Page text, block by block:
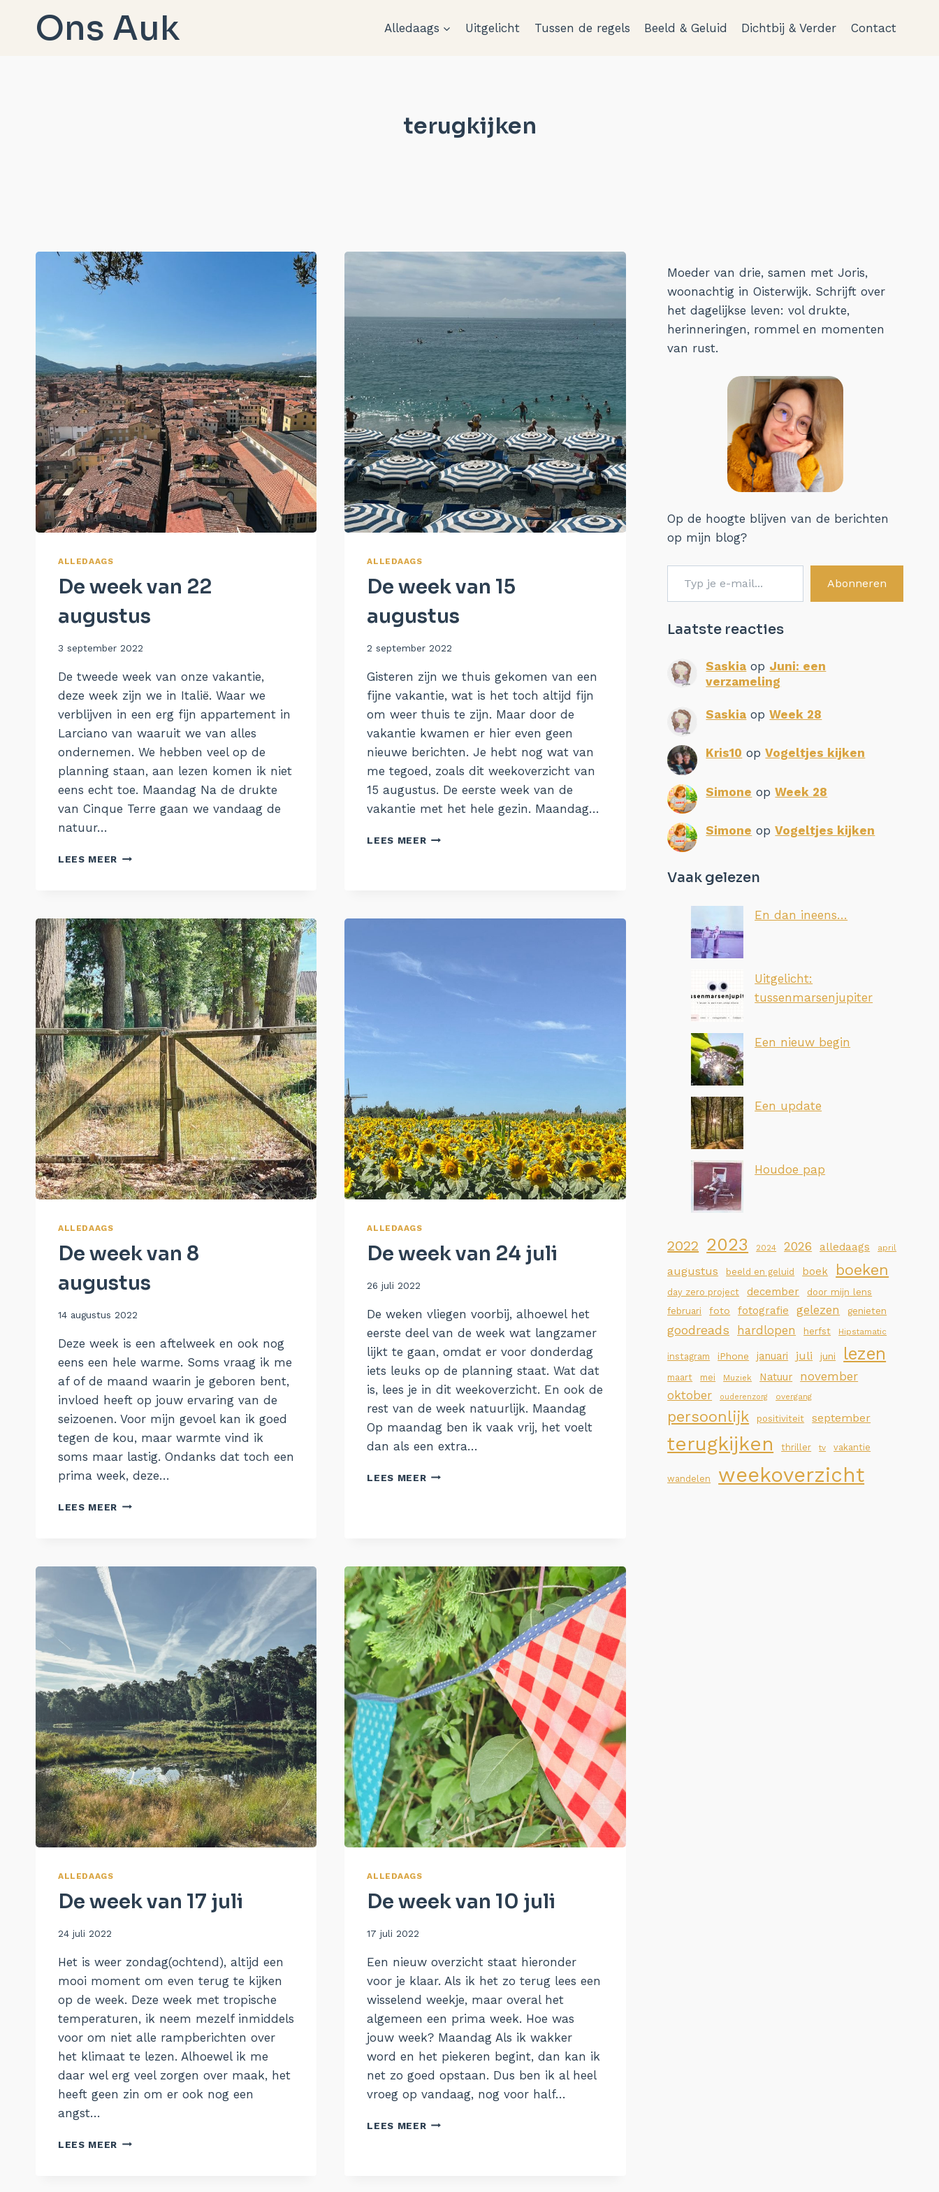
Ons Auk Alledaags Uitgelicht Tussen de regels Beeld & Geluid Dichtbij & Verder Contact
terugkijken
ALLEDAAGS
De week van 22
augustus
Door
3 september 2022
De tweede week van onze vakantie,
deze week zijn we in Italië. Waar we
verblijven in een erg fijn appartement in
Larciano van waaruit we van alles
ondernemen. We hebben veel op de
planning staan, aan lezen komen ik niet
eens echt toe. Maandag Na de drukte
van Cinque Terre gaan we vandaag de
natuur…
LEES MEER DE
ALLEDAAGS
De week van 15
augustus
Door
2 september 2022
Gisteren zijn we thuis gekomen van een
fijne vakantie, wat is het toch altijd fijn
om weer thuis te zijn. Maar door de
vakantie kwamen er hier even geen
nieuwe berichten. Je hebt nog wat van
me tegoed, zoals dit weekoverzicht van
15 augustus. De eerste week van de
vakantie met het hele gezin. Maandag…
LEES MEERDE
ALLEDAAGS
De week van 8
augustus
Door
14 augustus 2022
Deze week is een aftelweek en ook nog
eens een hele warme. Soms vraag ik me
af of de maand waarin je geboren bent,
invloed heeft op jouw ervaring van de
seizoenen. Voor mijn gevoel kan ik goed
tegen de kou, maar warmte vind ik
soms maar lastig. Ondanks dat toch een
prima week, deze…
LEES MEER DE
ALLEDAAGS
De week van 24 juli
Door
26 juli 2022
De weken vliegen voorbij, alhoewel het
eerste deel van de week wat langzamer
lijkt te gaan, omdat er voor donderdag
iets leuks op de planning staat. Wat dat
is, lees je in dit weekoverzicht. En ook de
rest van de week natuurlijk. Maandag
Op maandag ben ik vaak vrij, het voelt
dan als een extra…
LEES MEERDE
ALLEDAAGS
De week van 17 juli
Door
24 juli 2022
Het is weer zondag(ochtend), altijd een
mooi moment om even terug te kijken
op de week. Deze week met tropische
temperaturen, ik neem mezelf inmiddels
voor om niet alle rampberichten over
het klimaat te lezen. Alhoewel ik me
daar wel erg veel zorgen over maak, het
heeft geen zin om er ook nog een
angst…
LEES MEER DE
ALLEDAAGS
De week van 10 juli
Door
17 juli 2022
Een nieuw overzicht staat hieronder
voor je klaar. Als ik het zo terug lees een
wisselend weekje, maar overal het
algemeen een prima week. Hoe was
jouw week? Maandag Als ik wakker
word en het piekeren begint, dan kan ik
net zo goed opstaan. Dus ben ik al heel
vroeg op vandaag, nog voor half…
LEES MEERDE
Moeder van drie, samen met Joris,
woonachtig in Oisterwijk. Schrijft over
het dagelijkse leven: vol drukte,
herinneringen, rommel en momenten
van rust.
Op de hoogte blijven van de berichten
op mijn blog?
Typ je e-mail...
Abonneren
Laatste reacties
Saskia op Juni: een
verzameling
Saskia opWeek 28
Kris10 opVogeltjes kijken
Simone opWeek 28
Simone opVogeltjes kijken
Vaak gelezen
En dan ineens…
Uitgelicht:
tussenmarsenjupiter
Een nieuw begin
Een update
Houdoe pap
2022 2023 2024 2026 alledaags april
augustus beeld en geluid boek boeken
day zero project december
door mijn lens
februari
foto fotografie gelezen genieten
goodreads hardlopen herfst Hipstamatic
instagram iPhone januari juli juni lezen
maart mei Muziek Natuur
november
oktober
ouderenzorg overgang
persoonlijk positiviteit september
terugkijken thriller tv vakantie
wandelen weekoverzicht